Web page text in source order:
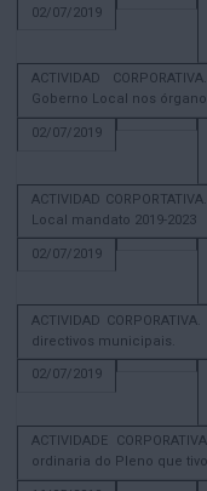
02/07/2019
ACTIVIDAD
Goberno Local nos
02/07/2019
ACTIVIDAD
Local mandato 2019-2023
02/07/2019
ACTIVIDAD
directivos municipais.
02/07/2019
ACTIVIDADE
ordinaria do Pleno que